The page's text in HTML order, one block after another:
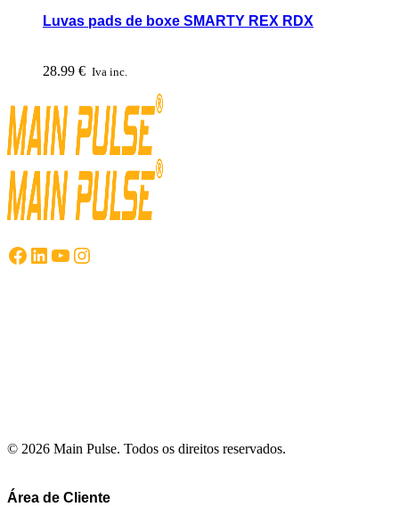
Luvas pads de boxe SMARTY REX RDX
28.99 € Iva inc.
Facebook
LinkedIn
YouTube
Instagram
© 2026 Main Pulse. Todos os direitos reservados.
Área de Cliente